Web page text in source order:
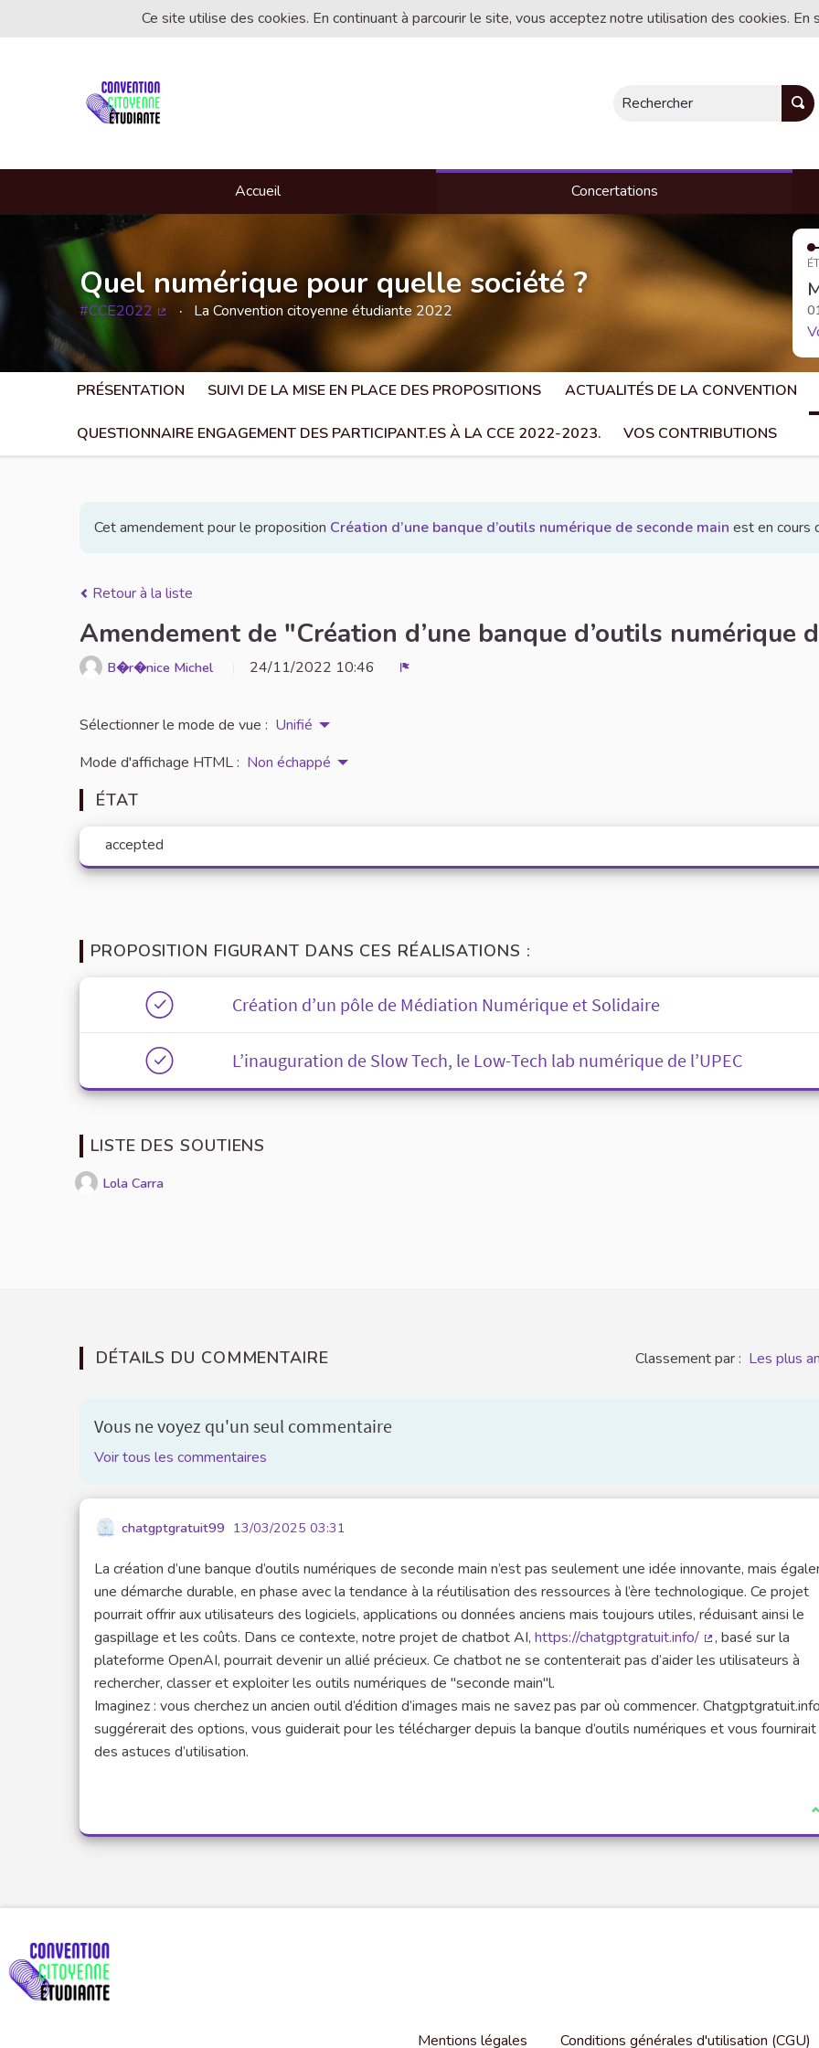
Ce site utilise des cookies. En continuant à parcourir le site, vous acceptez notre utilisation des cookies.
Rechercher
Accueil Concertations
Quel numérique pour quelle société ?
#CCE2022 La Convention citoyenne étudiante 2022
PRÉSENTATION SUIVI DE LA MISE EN PLACE DES PROPOSITIONS ACTUALITÉS DE LA CONVENTION
QUESTIONNAIRE ENGAGEMENT DES PARTICIPANT.ES À LA CCE 2022-2023. VOS CONTRIBUTIONS
Cet amendement pour le proposition Création d’une banque d’outils numérique de seconde main est en cours
Retour à la liste
Amendement de "Création d’une banque d’outils numérique
B�r�nice Michel 24/11/2022 10:46
Sélectionner le mode de vue : Unifié
Mode d'affichage HTML : Non échappé
ÉTAT
accepted
PROPOSITION FIGURANT DANS CES RÉALISATIONS :
Création d’un pôle de Médiation Numérique et Solidaire
L’inauguration de Slow Tech, le Low-Tech lab numérique de l’UPEC
LISTE DES SOUTIENS
Lola Carra
DÉTAILS DU COMMENTAIRE Classement par : Les plus
Vous ne voyez qu'un seul commentaire
Voir tous les commentaires
chatgptgratuit99 13/03/2025 03:31
La création d’une banque d’outils numériques de seconde main n’est pas seulement une idée innovante, mais
une démarche durable, en phase avec la tendance à la réutilisation des ressources à l’ère technologique. Ce projet
pourrait offrir aux utilisateurs des logiciels, applications ou données anciens mais toujours utiles, réduisant ainsi le
gaspillage et les coûts. Dans ce contexte, notre projet de chatbot AI, https://chatgptgratuit.info/
(Lien externe)
, basé sur la
plateforme OpenAI, pourrait devenir un allié précieux. Ce chatbot ne se contenterait pas d’aider les utilisateurs à
rechercher, classer et exploiter les outils numériques de "seconde main"l.
Imaginez : vous cherchez un ancien outil d’édition d’images mais ne savez pas par où commencer.
suggérerait des options, vous guiderait pour les télécharger depuis la banque d’outils numériques et vous
des astuces d’utilisation.
Mentions légales Conditions générales d'utilisation (CGU)